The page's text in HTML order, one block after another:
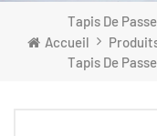
Accueil